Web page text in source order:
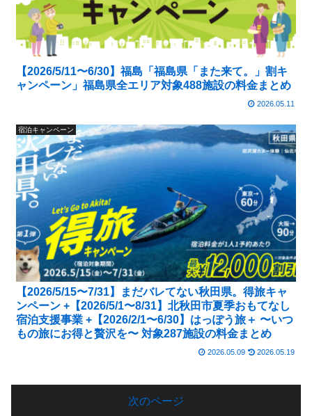
【2026/5/11〜6/30】福島「福島県「また来て。」割キ
ャンペーン」福島県全エリア対象488施設の料金まとめ
2026.05.11
宿泊キャンペーン
【2026/5/15〜7/31】まだバレてない秋田県。得旅キャ
ンペーン +【2026/5/1〜8/31】北秋田市夏季おもてなし
宿泊支援事業 +【2026/2/1〜6/30】はっぽう旅＋ 〜いつ
もの旅にお得と贅沢を〜 対象287施設の料金まとめ
2026.05.09 2026.05.19
次のページ